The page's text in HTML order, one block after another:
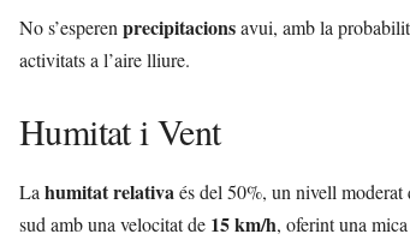
No s’esperen precipitacionsavui, amb la
activitats a l’aire lliure.
Humitat i Vent
La humitat relativaés del 50%, un nivell
sud amb una velocitat de 15 km/h, oferint una